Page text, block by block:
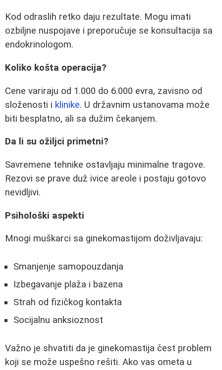
Kod odraslih retko daju rezultate. Mogu imati
ozbiljne nuspojave i preporučuje se konsultacija sa
endokrinologom.
Koliko košta operacija?
Cene variraju od 1.000 do 6.000 evra, zavisno od
složenosti i klinike. U državnim ustanovama može
biti besplatno, ali sa dužim čekanjem.
Da li su ožiljci primetni?
Savremene tehnike ostavljaju minimalne tragove.
Rezovi se prave duž ivice areole i postaju gotovo
nevidljivi.
Psihološki aspekti
Mnogi muškarci sa ginekomastijom doživljavaju:
Smanjenje samopouzdanja
Izbegavanje plaža i bazena
Strah od fizičkog kontakta
Socijalnu anksioznost
Važno je shvatiti da je ginekomastija čest problem
koji se može uspešno rešiti. Ako vas ometa u